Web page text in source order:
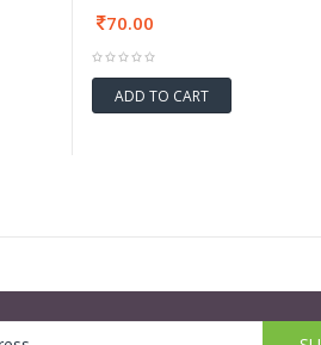
70.00
ADD TO CART